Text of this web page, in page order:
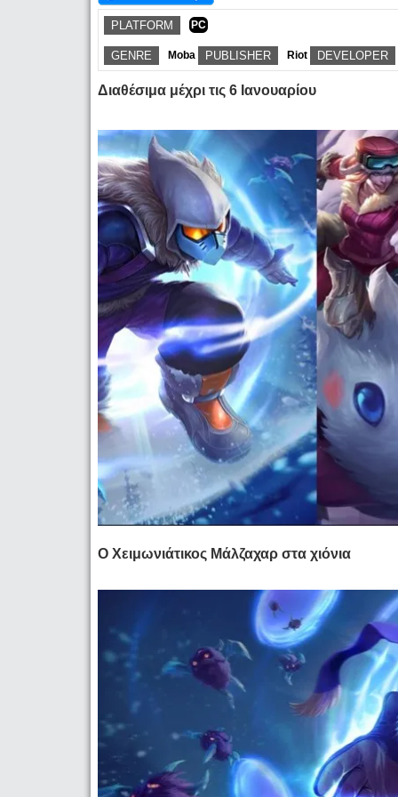
PLATFORM PC
GENRE Moba PUBLISHER Riot DEVELOPER
Διαθέσιμα μέχρι τις 6 Ιανουαρίου
Ο Χειμωνιάτικος Μάλζαχαρ στα χιόνια